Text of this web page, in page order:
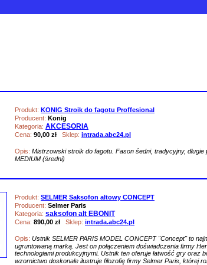
Produkt: KONIG Stroik do fagotu Proffesional
Producent: Konig
Kategoria: AKCESORIA
Cena: 90,00 zł Sklep: intrada.abc24.pl
Opis: Mistrzowski stroik do fagotu. Fason śedni, tradycyjny,
MEDIUM (średni)
Produkt: SELMER Saksofon altowy CONCEPT
Producent: Selmer Paris
Kategoria: saksofon alt EBONIT
Cena: 890,00 zł Sklep: intrada.abc24.pl
Opis: Ustnik SELMER PARIS MODEL CONCEPT "Concept" to
ugruntowaną marką. Jest on połączeniem doświadczenia firmy
technologiami produkcyjnymi. Ustnik ten oferuje łatwość gry oraz
wzornictwo doskonale ilustruje filozofię firmy Selmer Paris, której